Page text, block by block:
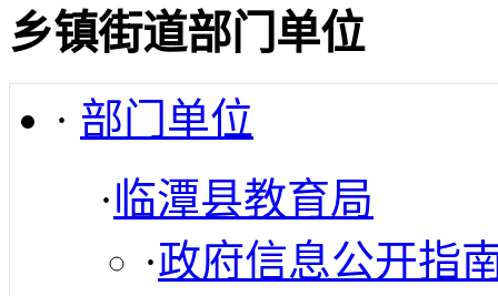
乡镇街道部门单位
· 部门单位
·临潭县教育局
·政府信息公开指